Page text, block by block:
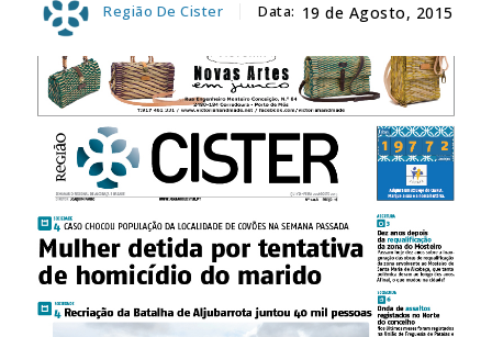
Região De Cister Data: 19 de Agosto, 2015